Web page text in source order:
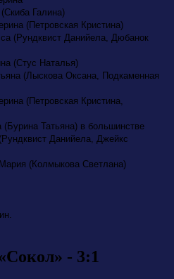
Галина)
(Петровская Кристина)
(Рундквист Данийела, Дюбанок
(Стус Наталья)
(Лыскова Оксана, Подкаменная
(Петровская Кристина,
Татьяна) в большинстве
Данийела, Джейкс
(Колмыкова Светлана)
- 3:1